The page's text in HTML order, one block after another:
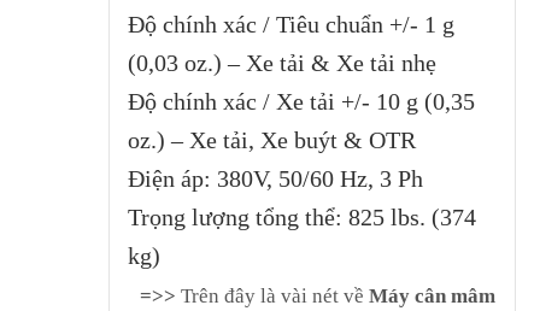
Độ chính xác / Tiêu chuẩn +/- 1 g
(0,03 oz.) – Xe tải & Xe tải nhẹ
Độ chính xác / Xe tải +/- 10 g (0,35
oz.) – Xe tải, Xe buýt & OTR
Điện áp: 380V, 50/60 Hz, 3 Ph
Trọng lượng tổng thể: 825 lbs. (374
kg)
=>> Trên đây là vài nét về Máy cân mâm